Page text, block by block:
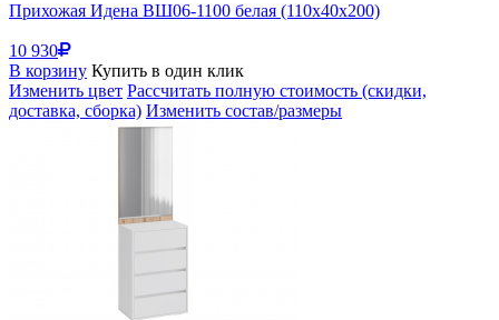
Прихожая Идена ВШ06-1100 белая (110x40x200)
10 930
В корзину Купить в один клик
Изменить цвет Рассчитать полную стоимость (скидки,
доставка, сборка) Изменить состав/размеры